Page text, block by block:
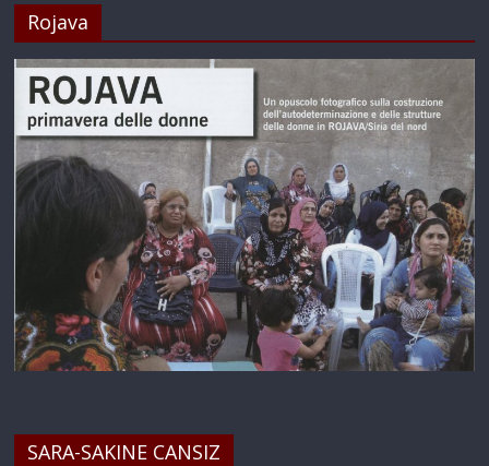
Rojava
SARA-SAKINE CANSIZ